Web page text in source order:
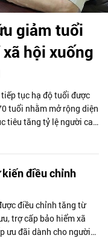
giảm tuổi
hội xuống
tục hạ độ tuổi được
tuổi nhằm mở rộng diện
tiêu tăng tỷ lệ người cao
tuổi nghỉ hưu.
điều chỉnh
điều chỉnh tăng từ
trợ cấp bảo hiểm xã
ưu đãi dành cho người